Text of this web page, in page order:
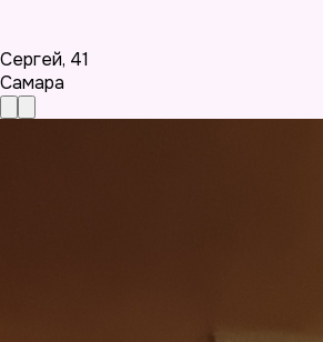
Сергей, 41
Самара